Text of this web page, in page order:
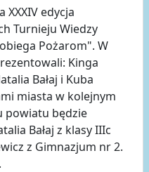
XXXIV edycja
Turnieju Wiedzy
Pożarom". W
Kinga
Bałaj i Kuba
miasta w kolejnym
powiatu będzie
Bałaj z klasy IIIc
z Gimnazjum nr 2.